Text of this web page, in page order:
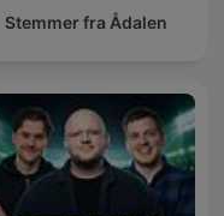
Stemmer fra Ådalen